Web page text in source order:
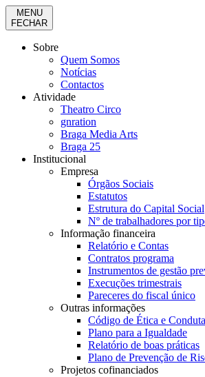
MENU
FECHAR
Sobre
Quem Somos
Notícias
Contactos
Atividade
Theatro Circo
gnration
Braga Media Arts
Braga 25
Institucional
Empresa
Órgãos Sociais
Estatutos
Estrutura do Capital Social
Nº de trabalhadores por
Informação financeira
Relatório e Contas
Contratos programa
Instrumentos de gestão
Execuções trimestrais
Pareceres do fiscal único
Outras informações
Código de Ética e Conduta
Plano para a Igualdade
Relatório de boas práticas
Plano de Prevenção de
Projetos cofinanciados